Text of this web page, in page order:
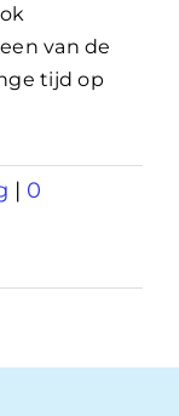
van de
tijd op
| 0